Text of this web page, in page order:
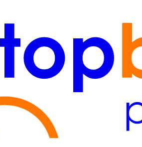
Lisboa/Tejo (2) Algarve (1)